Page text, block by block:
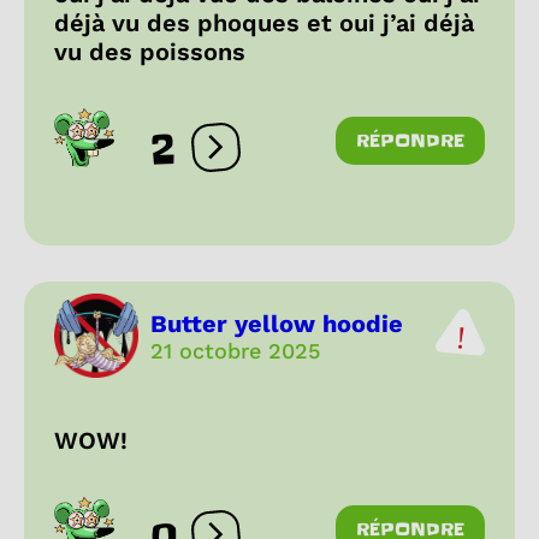
déjà vu des phoques et oui j’ai déjà
vu des poissons
2 Ouvrir les réactions
RÉPONDRE
Butter yellow hoodie
21 octobre 2025
WOW!
RÉPONDRE